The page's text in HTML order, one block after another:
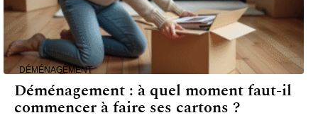
DÉMÉNAGEMENT
Déménagement : à quel moment faut-il
commencer à faire ses cartons ?